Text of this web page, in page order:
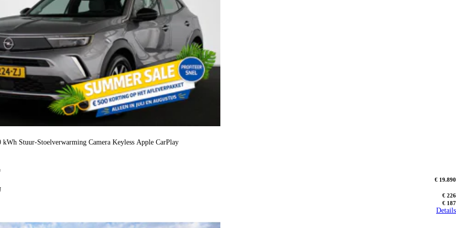
Stuur-Stoelverwarming Camera Keyless Apple CarPlay
€ 19.890
€ 226
€ 187
Details